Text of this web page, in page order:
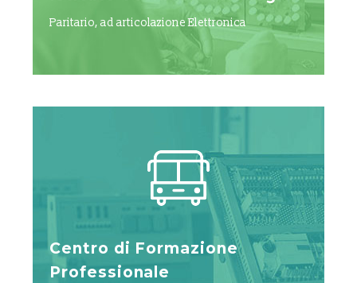
Paritario, ad articolazione Elettronica
Centro di Formazione
Professionale